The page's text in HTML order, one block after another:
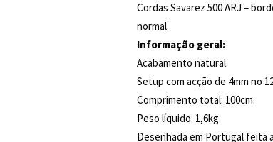
Cordas Savarez 500 ARJ –
normal.
Informação geral:
Acabamento natural.
Setup com acção de 4mm no
Comprimento total: 100cm.
Peso líquido: 1,6kg.
Desenhada em Portugal feita